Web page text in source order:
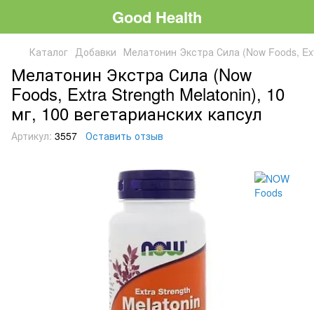
Good Health
Каталог Добавки Мелатонин Экстра Сила (Now Foods,
Мелатонин Экстра Сила (Now
Foods, Extra Strength Melatonin), 10
мг, 100 вегетарианских капсул
Артикул: 3557 Оставить отзыв